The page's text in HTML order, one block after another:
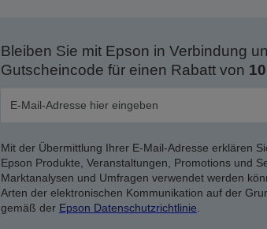
Bleiben Sie mit Epson in Verbindung
Gutscheincode für einen Rabatt von
Mit der Übermittlung Ihrer E-Mail-Adresse erklären
Epson Produkte, Veranstaltungen, Promotions und
Marktanalysen und Umfragen verwendet werden
Arten der elektronischen Kommunikation auf der
gemäß der Epson Datenschutzrichtlinie